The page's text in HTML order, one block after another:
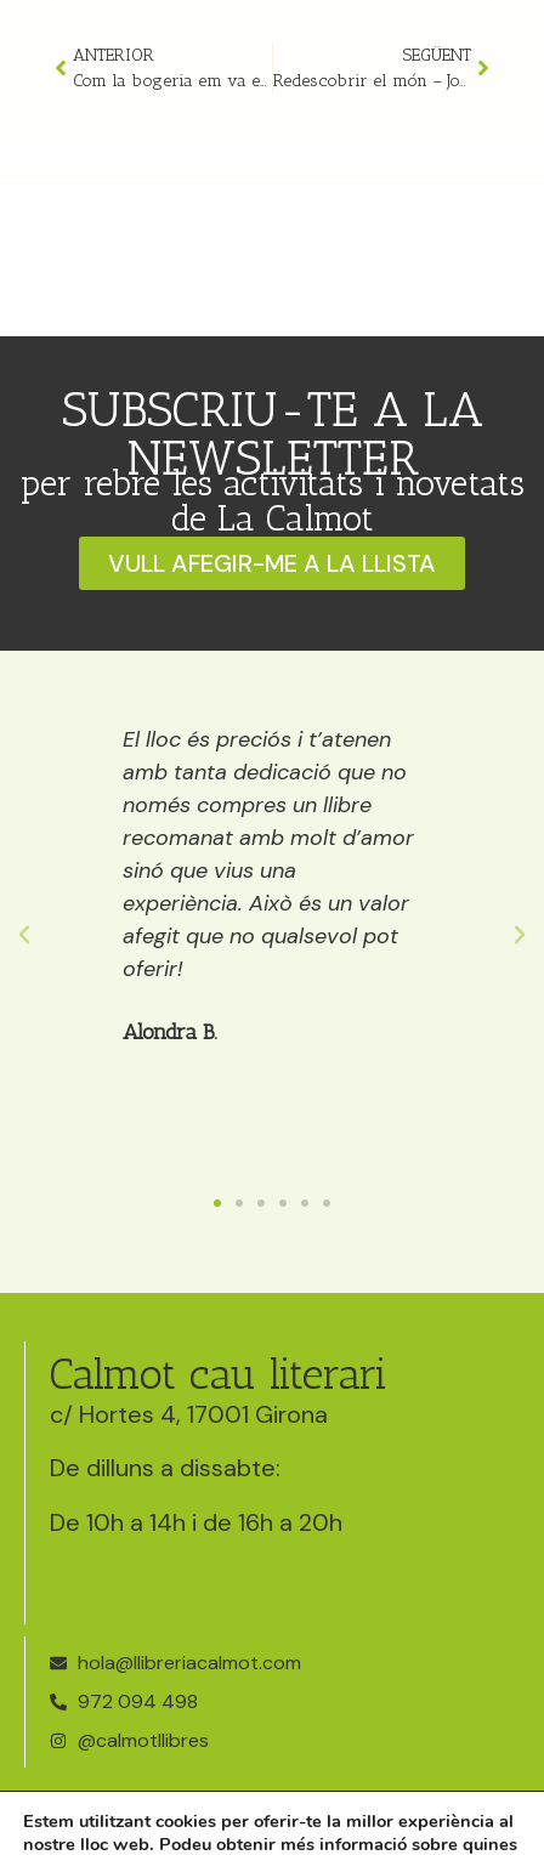
ANTERIOR
Com la bogeria em va explicar el món – Dita Zipfel
SEGÜENT
Redescobrir el món – Jordi Pigem i Neus Caamaño
SUBSCRIU-TE A LA
NEWSLETTER
per rebre les activitats i novetats
de La Calmot
VULL AFEGIR-ME A LA LLISTA
El lloc és preciós i t’atenen
amb tanta dedicació que no
només compres un llibre
recomanat amb molt d’amor
sinó que vius una
experiència. Això és un valor
afegit que no qualsevol pot
oferir!
Alondra B.
Calmot cau literari
c/ Hortes 4, 17001 Girona
De dilluns a dissabte:
De 10h a 14h i de 16h a 20h
hola@llibreriacalmot.com
972 094 498
@calmotllibres
Avís legal
Estem utilitzant cookies per oferir-te la millor experiència al
nostre lloc web. Podeu obtenir més informació sobre quines